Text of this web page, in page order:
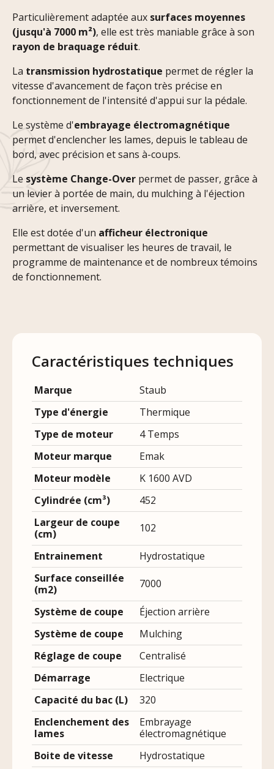
Particulièrement adaptée aux surfaces moyennes
(jusqu'à 7000 m²), elle est très maniable grâce à son
rayon de braquage réduit.
La transmission hydrostatique permet de régler la
vitesse d'avancement de façon très précise en
fonctionnement de l'intensité d'appui sur la pédale.
Le système d'embrayage électromagnétique
permet d'enclencher les lames, depuis le tableau de
bord, avec précision et sans à-coups.
Le système Change-Over permet de passer, grâce à
un levier à portée de main, du mulching à l'éjection
arrière, et inversement.
Elle est dotée d'un afficheur électronique
permettant de visualiser les heures de travail, le
programme de maintenance et de nombreux témoins
de fonctionnement.
Caractéristiques techniques
Marque
Staub
Type d'énergie
Thermique
Type de moteur
4 Temps
Moteur marque
Emak
Moteur modèle
K 1600 AVD
Cylindrée (cm³)
452
Largeur de coupe
(cm)
102
Entrainement
Hydrostatique
Surface conseillée
(m2)
7000
Système de coupe
Éjection arrière
Système de coupe
Mulching
Réglage de coupe
Centralisé
Démarrage
Electrique
Capacité du bac (L)
320
Enclenchement des
lames
Embrayage
électromagnétique
Boite de vitesse
Hydrostatique